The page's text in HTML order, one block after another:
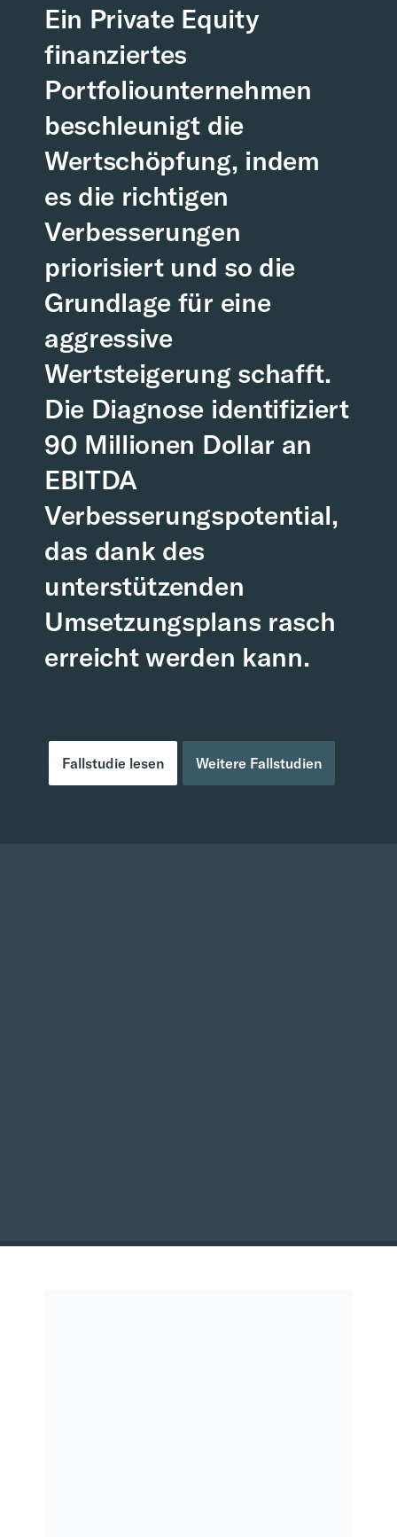
Ein Private Equity
finanziertes
Portfoliounternehmen
beschleunigt die
Wertschöpfung, indem
es die richtigen
Verbesserungen
priorisiert und so die
Grundlage für eine
aggressive
Wertsteigerung schafft.
Die Diagnose identifiziert
90 Millionen Dollar an
EBITDA
Verbesserungspotential,
das dank des
unterstützenden
Umsetzungsplans rasch
erreicht werden kann.
Fallstudie lesen Weitere Fallstudien